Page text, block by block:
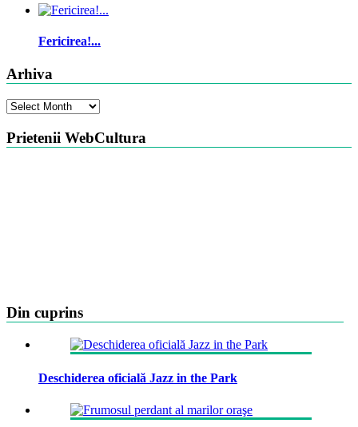
Fericirea!...
Arhiva
Arhiva
Prietenii WebCultura
Din cuprins
Deschiderea oficială Jazz in the Park